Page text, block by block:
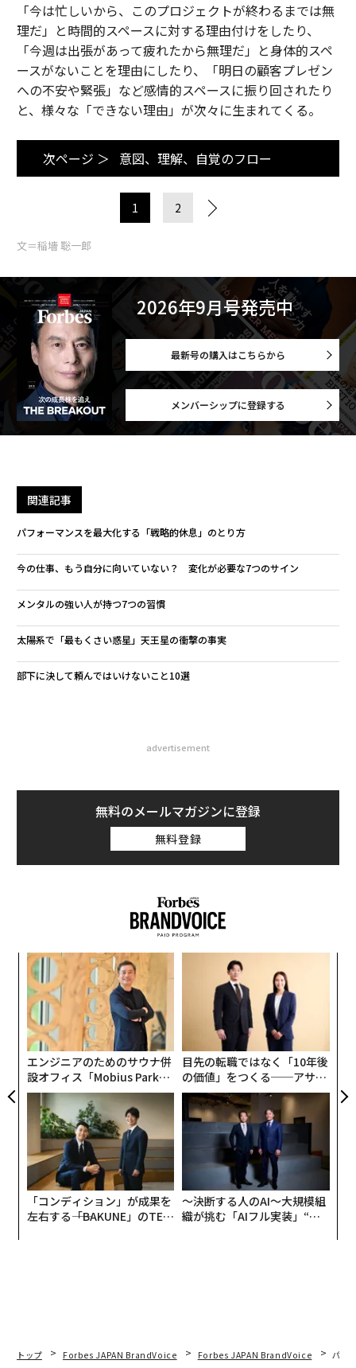
「今は忙しいから、このプロジェクトが終わるまでは無
理だ」と時間的スペースに対する理由付けをしたり、
「今週は出張があって疲れたから無理だ」と身体的スペ
ースがないことを理由にしたり、「明日の顧客プレゼン
への不安や緊張」など感情的スペースに振り回されたり
と、様々な「できない理由」が次々に生まれてくる。
次ページ ＞ 意図、理解、自覚のフロー
1 2
文＝稲墻 聡一郎
2026年9月号発売中
最新号の購入はこちらから
メンバーシップに登録する
関連記事
パフォーマンスを最大化する「戦略的休息」のとり方
今の仕事、もう自分に向いていない？ 変化が必要な7つのサイン
メンタルの強い人が持つ7つの習慣
太陽系で「最もくさい惑星」天王星の衝撃の事実
部下に決して頼んではいけないこと10選
advertisement
無料のメールマガジンに登録
無料登録
エンジニアのためのサウナ併
設オフィス「Mobius Park」
がオープン──タマディック
が健康経営を徹底する理由
目先の転職ではなく「10年後
の価値」をつくる──アサイ
ンの長期伴走型支援とは
「コンディション」が成果を
左右する――「BAKUNE」のTEN
〜決断する人のAI〜大規模組
織が挑む「AIフル実装」“使
トップ Forbes JAPAN BrandVoice Forbes JAPAN BrandVoice パシ